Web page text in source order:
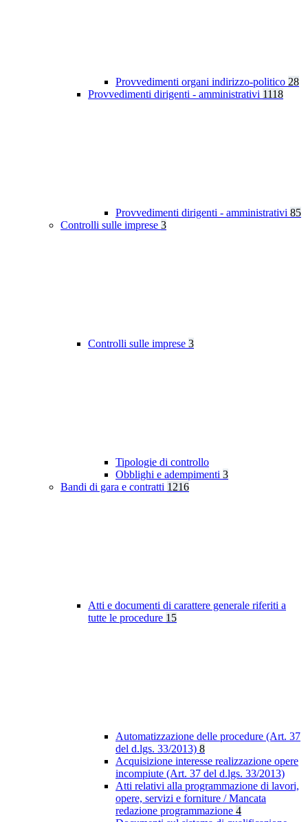
Provvedimenti organi indirizzo-politico 28
Provvedimenti dirigenti - amministrativi 1118
Provvedimenti dirigenti - amministrativi 85
Controlli sulle imprese 3
Controlli sulle imprese 3
Tipologie di controllo
Obblighi e adempimenti 3
Bandi di gara e contratti 1216
Atti e documenti di carattere generale riferiti a
tutte le procedure 15
Automatizzazione delle procedure (Art. 37
del d.lgs. 33/2013) 8
Acquisizione interesse realizzazione opere
incompiute (Art. 37 del d.lgs. 33/2013)
Atti relativi alla programmazione di lavori,
opere, servizi e forniture / Mancata
redazione programmazione 4